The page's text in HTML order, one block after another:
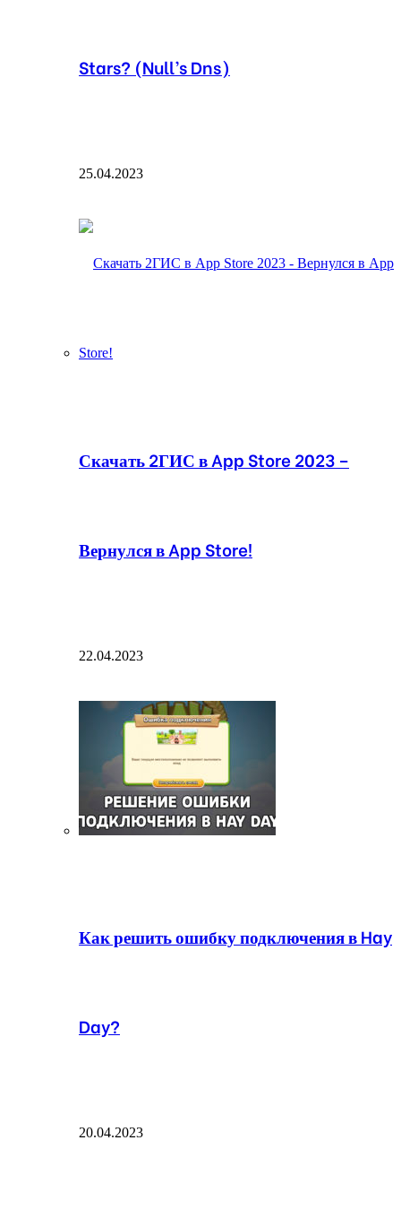
Stars? (Null’s Dns)
25.04.2023
Скачать 2ГИС в App Store 2023 –
Вернулся в App Store!
22.04.2023
Как решить ошибку подключения в Hay
Day?
20.04.2023